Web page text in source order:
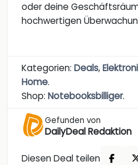
oder deine
hochwertigen
Kategorien: Deals,
Home.
Shop: Notebooksbilliger.
Gefunden von
DailyDeal Redaktion
Diesen Deal teilen